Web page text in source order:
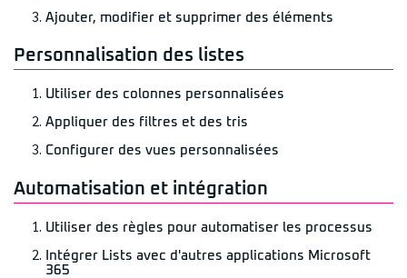
Ajouter, modifier et supprimer des éléments
Personnalisation des listes
Utiliser des colonnes personnalisées
Appliquer des filtres et des tris
Configurer des vues personnalisées
Automatisation et intégration
Utiliser des règles pour automatiser les processus
Intégrer Lists avec d'autres applications Microsoft
365